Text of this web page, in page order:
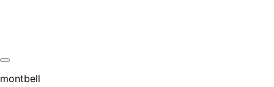
montbell